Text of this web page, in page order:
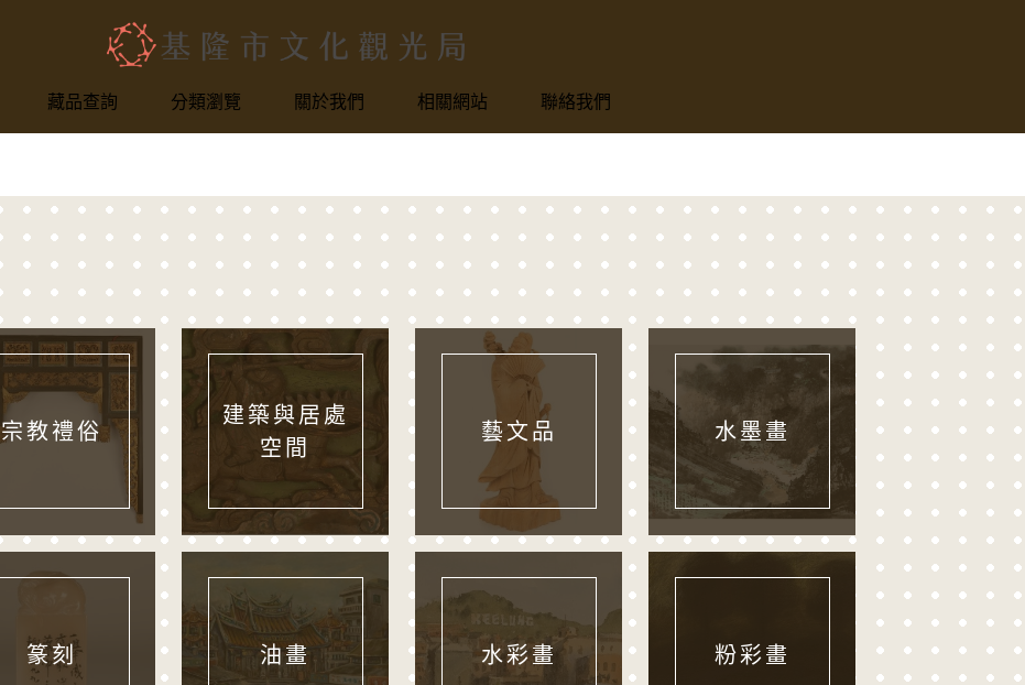
基隆市文化觀光局
藏品查詢 分類瀏覽 關於我們 相關網站 聯絡我們
宗教禮俗
建築與居處
空間
藝文品 水墨畫
篆刻 油畫 水彩畫 粉彩畫